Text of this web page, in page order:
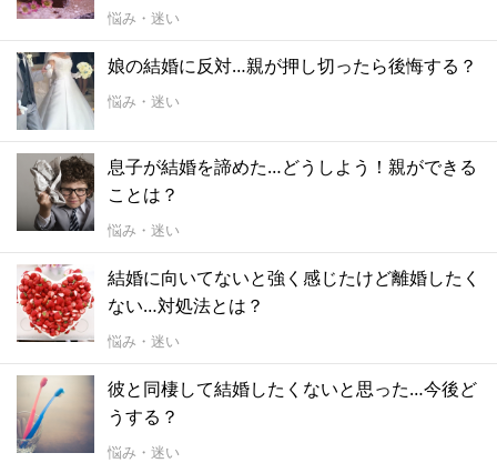
悩み・迷い
娘の結婚に反対…親が押し切ったら後悔する？
悩み・迷い
息子が結婚を諦めた…どうしよう！親ができる
ことは？
悩み・迷い
結婚に向いてないと強く感じたけど離婚したく
ない…対処法とは？
悩み・迷い
彼と同棲して結婚したくないと思った…今後ど
うする？
悩み・迷い